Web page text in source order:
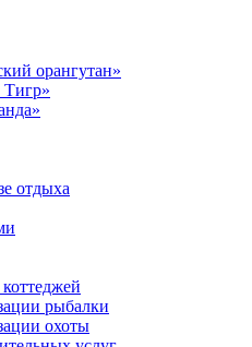
орангутан»
отдыха
рыбалки
охоты